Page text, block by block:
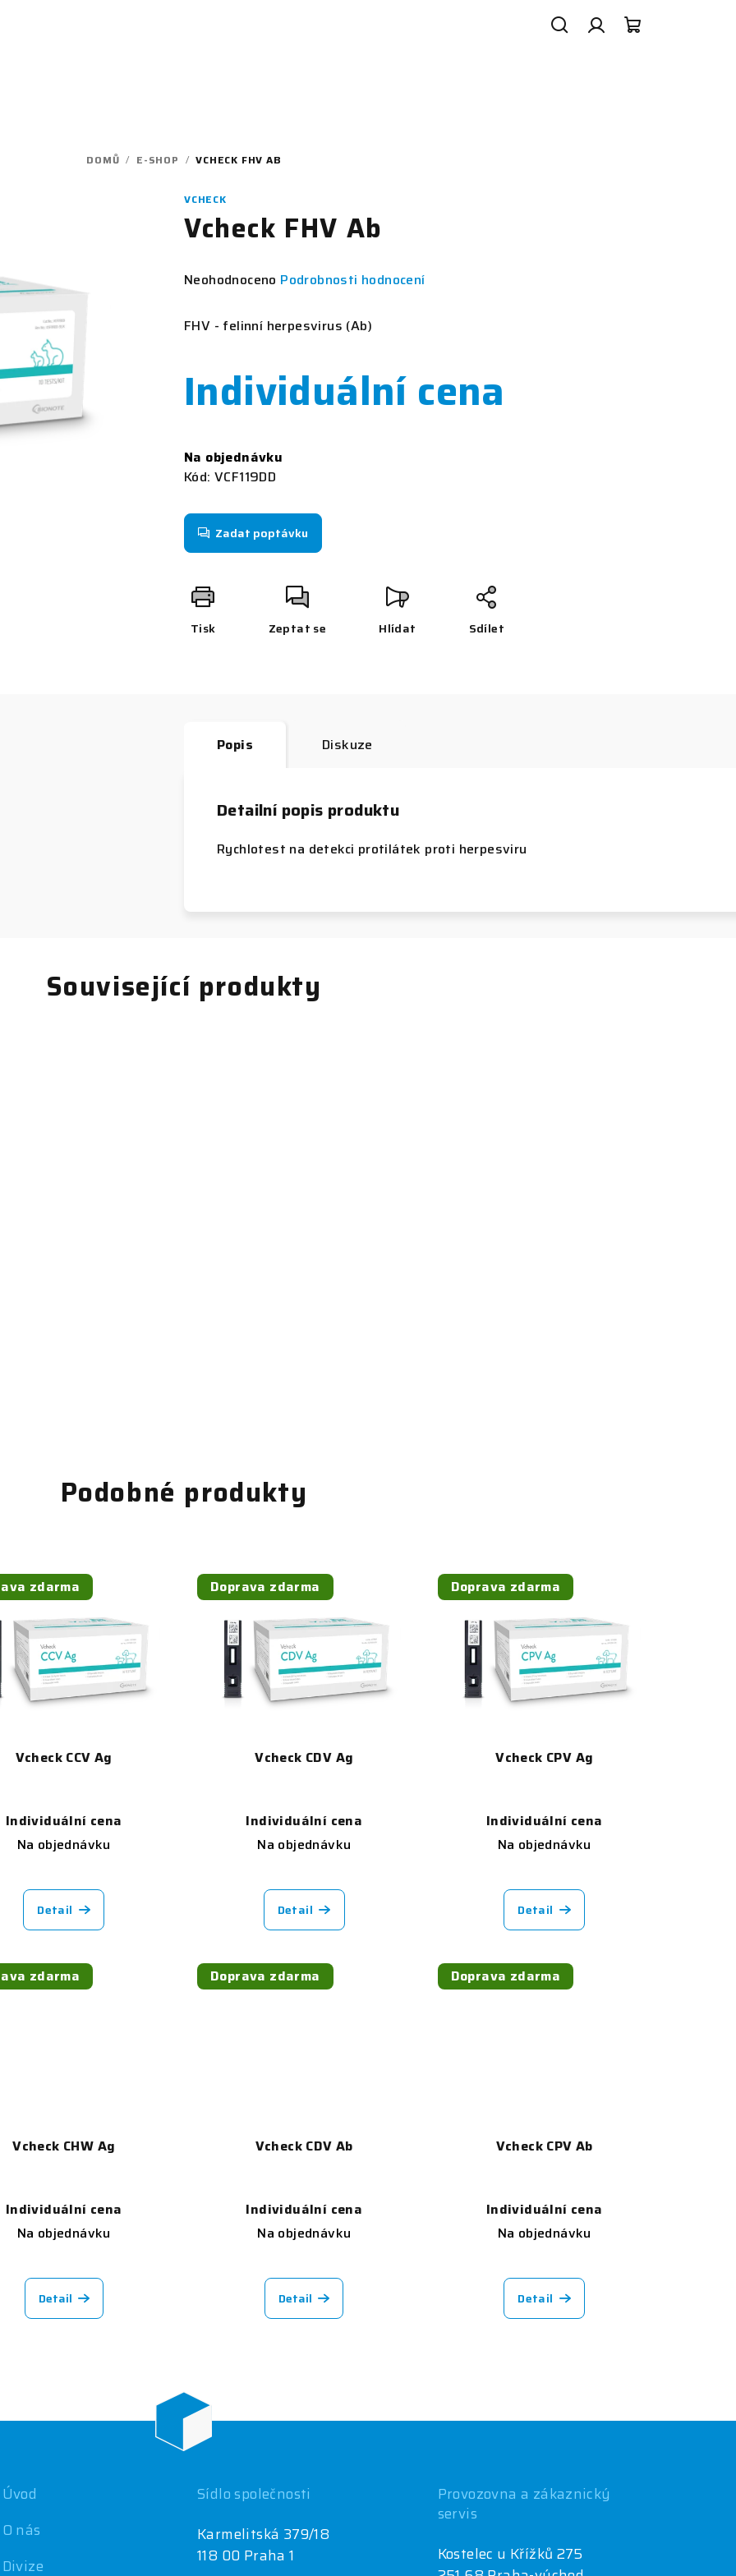
DOMŮ / E-SHOP / VCHECK FHV AB
VCHECK
Vcheck FHV Ab
Průměrné
produktu
z
Neohodnoceno Podrobnosti hodnocení
FHV - felinní herpesvirus (Ab)
Individuální cena
cena:
Na objednávku
Kód: VCF119DD
Zadat poptávku
Tisk Zeptat se Hlídat Sdílet
Popis Diskuze
Detailní popis produktu
Rychlotest na detekci protilátek proti herpesviru
Související produkty
Podobné produkty
zdarma
Vcheck CCV Ag
Individuální cena
Na objednávku
Detail
Doprava zdarma
Vcheck CDV Ag
Individuální cena
Na objednávku
Detail
Doprava zdarma
Vcheck CPV Ag
Individuální cena
Na objednávku
Detail
zdarma
Vcheck CHW Ag
Individuální cena
Na objednávku
Detail
Doprava zdarma
Vcheck CDV Ab
Individuální cena
Na objednávku
Detail
Doprava zdarma
Vcheck CPV Ab
Individuální cena
Na objednávku
Detail
Úvod
O nás
Divize
Sídlo společnosti
Karmelitská 379/18
118 00 Praha 1
Provozovna a zákaznický
servis
Kostelec u Křížků 275